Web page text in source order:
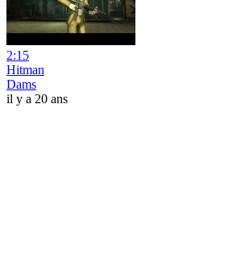
2:15
Hitman
Dams
il y a 20 ans